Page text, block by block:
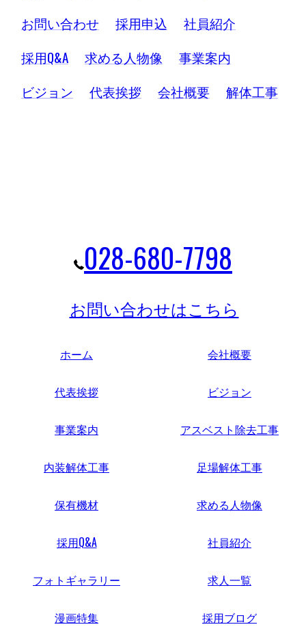
お問い合わせ
採用申込
社員紹介
採用Q&A
求める人物像
事業案内
ビジョン
代表挨拶 会社概要 解体工事
028-680-7798
お問い合わせはこちら
ホーム 会社概要
代表挨拶 ビジョン
事業案内 アスベスト除去工事
内装解体工事 足場解体工事
保有機材 求める人物像
採用Q&A 社員紹介
フォトギャラリー 求人一覧
漫画特集 採用ブログ